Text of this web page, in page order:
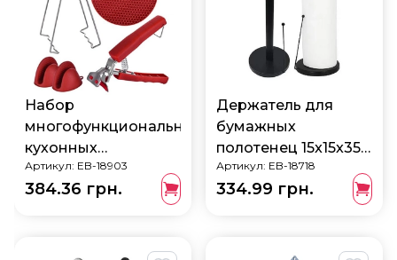
Набор
многофункциональных
кухонных
аксессуаров 8 шт
Edenberg EB-18903
Артикул: EB-18903
384.36 грн.
Держатель для
бумажных
полотенец 15x15x35
EB-18718
Артикул: EB-18718
334.99 грн.